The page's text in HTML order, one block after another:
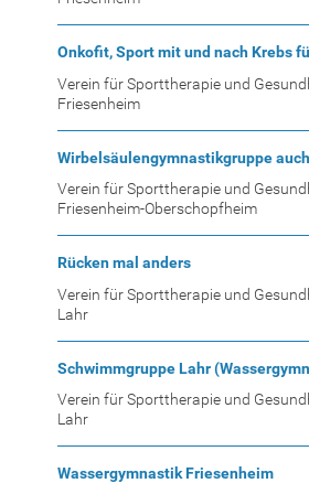
Onkofit, Sport mit und nach Krebs
Verein für Sporttherapie und
Friesenheim
Wirbelsäulengymnastikgruppe
Verein für Sporttherapie und
Friesenheim-Oberschopfheim
Rücken mal anders
Verein für Sporttherapie und
Lahr
Schwimmgruppe Lahr
Verein für Sporttherapie und
Lahr
Wassergymnastik Friesenheim